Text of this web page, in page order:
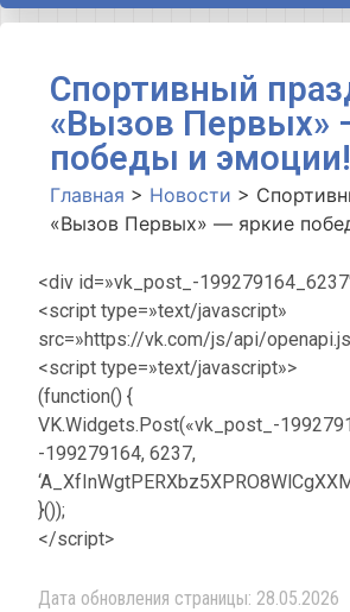
Спортивный
«Вызов Первых»
победы и эмоции!
Главная > Новости >
«Вызов Первых» — яркие
<div id=»vk_post_-
<script type=»text/javascript»
src=»https://vk.com/js/api/
<script type=»text/javascript»>
(function() {
VK.Widgets.Post(«vk_post_-
-199279164, 6237,
}());
</script>
Дата обновления страницы: 28.05.2026